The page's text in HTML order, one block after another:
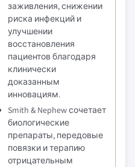
заживления, снижении
риска инфекций и
улучшении
восстановления
пациентов благодаря
клинически
доказанным
инновациям.
Smith & Nephew сочетает
биологические
препараты, передовые
повязки и терапию
отрицательным